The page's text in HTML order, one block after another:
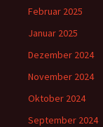
Februar 2025
Januar 2025
Dezember 2024
November 2024
Oktober 2024
September 2024